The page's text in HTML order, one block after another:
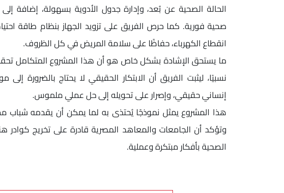
الحالة الصحية عن بُعد، وإدارة جدول الأدوية بسهولة،
صحية فورية. كما حرص الفريق على تزويد الجهاز بنظام طاقة
انقطاع الكهرباء، حفاظًا على سلامة المريض في كل الظروف.
ما يستحق الإشادة بشكل خاص هو أن هذا المشروع المتكامل
نسبيًا، ليثبت الفريق أن الابتكار الحقيقي لا يحتاج بالضرورة
إنساني حقيقي، وإصرار على تحويله إلى حل عملي ملموس.
هذا المشروع يمثل نموذجًا يُحتذى به لما يمكن أن يقدمه شباب
وتؤكد أن الجامعات والمعاهد المصرية قادرة على تخريج كوادر
الصحية بأفكار مبتكرة وعملية.